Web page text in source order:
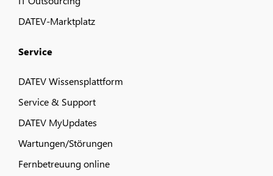
DATEV-Marktplatz
Service
DATEV Wissensplattform
Service & Support
DATEV MyUpdates
Wartungen/Störungen
Fernbetreuung online